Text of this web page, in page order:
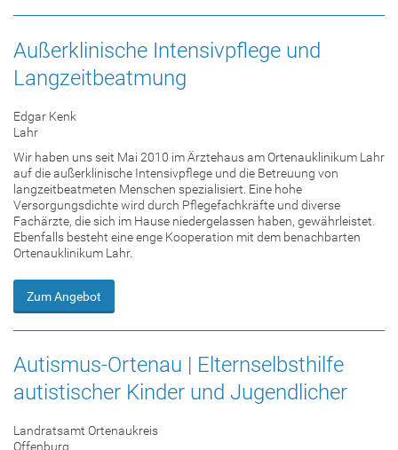
Außerklinische Intensivpflege und
Langzeitbeatmung
Edgar Kenk
Lahr
Wir haben uns seit Mai 2010 im Ärztehaus am Ortenauklinikum Lahr
auf die außerklinische Intensivpflege und die Betreuung von
langzeitbeatmeten Menschen spezialisiert. Eine hohe
Versorgungsdichte wird durch Pflegefachkräfte und diverse
Fachärzte, die sich im Hause niedergelassen haben, gewährleistet.
Ebenfalls besteht eine enge Kooperation mit dem benachbarten
Ortenauklinikum Lahr.
Zum Angebot
Autismus-Ortenau | Elternselbsthilfe
autistischer Kinder und Jugendlicher
Landratsamt Ortenaukreis
Offenburg